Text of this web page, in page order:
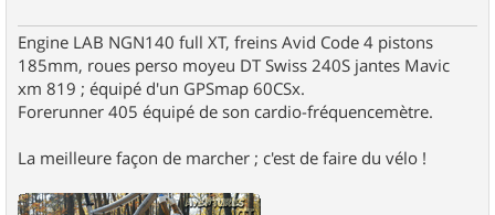
Engine LAB NGN140 full XT, freins Avid Code 4 pistons
185mm, roues perso moyeu DT Swiss 240S jantes Mavic
xm 819 ; équipé d'un GPSmap 60CSx.
Forerunner 405 équipé de son cardio-fréquencemètre.
La meilleure façon de marcher ; c'est de faire du vélo !